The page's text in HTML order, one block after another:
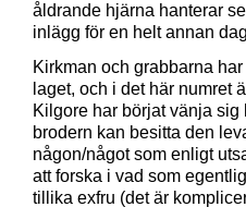
åldrande hjärna hanterar
inlägg för en helt annan
Kirkman och grabbarna
laget, och i det här numret
Kilgore har börjat vänja
brodern kan besitta den
någon/något som enligt
att forska i vad som
tillika exfru (det är